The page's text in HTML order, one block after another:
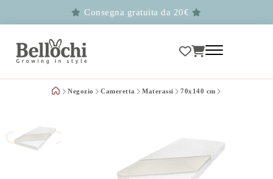
Consegna gratuita da 20€
Negozio Cameretta Materassi 70x140 cm